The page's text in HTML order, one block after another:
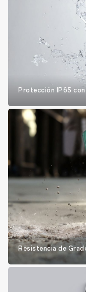
Protección IP65
Resistencia de